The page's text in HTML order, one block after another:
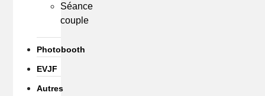
Séance
couple
Photobooth
EVJF
Autres